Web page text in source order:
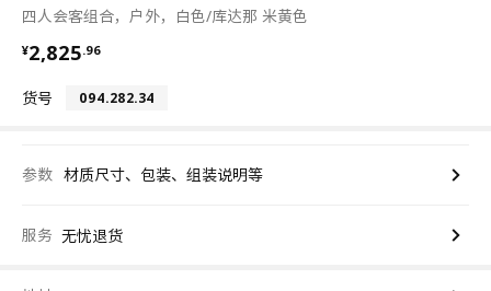
四人会客组合，户外，白色/库达那 米黄色
¥2,825.96
¥ 2825.96
货号 094.282.34
参数 材质尺寸、包装、组装说明等
服务 无忧退货